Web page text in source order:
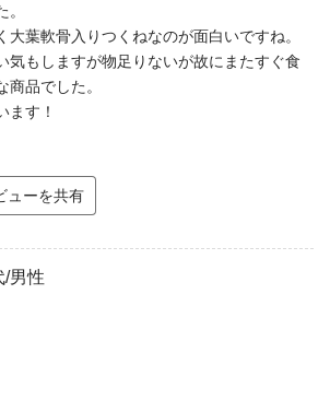
大葉軟骨入りつくねなのが面白いですね。
気もしますが物足りないが故にまたすぐ食
品でした。
ます！
ューを共有
/男性